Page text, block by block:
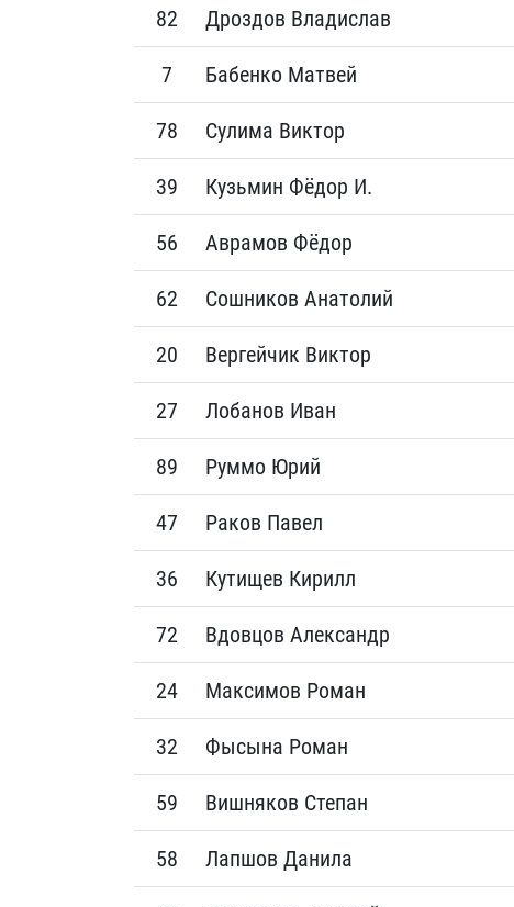
82 Дроздов Владислав
7 Бабенко Матвей
78 Сулима Виктор
39 Кузьмин Фёдор И.
56 Аврамов Фёдор
62 Сошников Анатолий
20 Вергейчик Виктор
27 Лобанов Иван
89 Руммо Юрий
47 Раков Павел
36 Кутищев Кирилл
72 Вдовцов Александр
24 Максимов Роман
32 Фысына Роман
59 Вишняков Степан
58 Лапшов Данила